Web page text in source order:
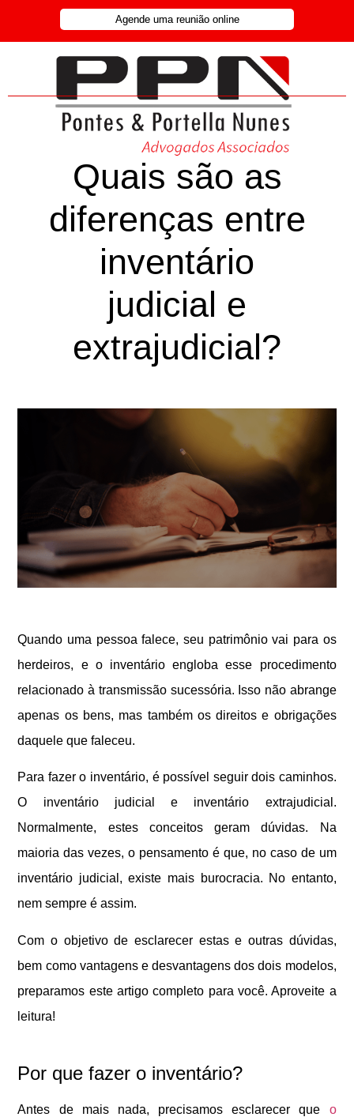
Agende uma reunião online
Quais são as
diferenças entre
inventário
judicial e
extrajudicial?
Quando uma pessoa falece, seu patrimônio vai para os
herdeiros, e o inventário engloba esse procedimento
relacionado à transmissão sucessória. Isso não abrange
apenas os bens, mas também os direitos e obrigações
daquele que faleceu.
Para fazer o inventário, é possível seguir dois caminhos.
O inventário judicial e inventário extrajudicial.
Normalmente, estes conceitos geram dúvidas. Na
maioria das vezes, o pensamento é que, no caso de um
inventário judicial, existe mais burocracia. No entanto,
nem sempre é assim.
Com o objetivo de esclarecer estas e outras dúvidas,
bem como vantagens e desvantagens dos dois modelos,
preparamos este artigo completo para você. Aproveite a
leitura!
Por que fazer o inventário?
Antes de mais nada, precisamos esclarecer que o